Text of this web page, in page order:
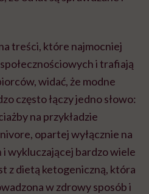
treści, które najmocniej
i trafiają
widać, że modne
często łączy jedno słowo:
na przykładzie
opartej wyłącznie na
wykluczającej bardzo wiele
z dietą ketogeniczną, która
w zdrowy sposób i